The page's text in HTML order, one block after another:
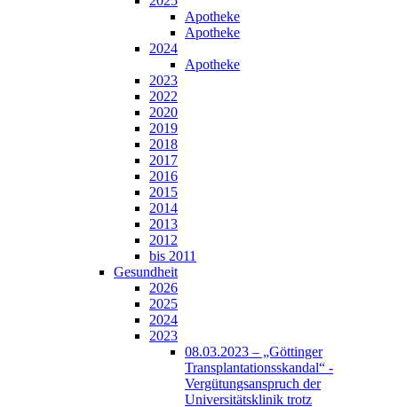
Apotheke
Apotheke
2024
Apotheke
2023
2022
2020
2019
2018
2017
2016
2015
2014
2013
2012
bis 2011
Gesundheit
2026
2025
2024
2023
08.03.2023 – „Göttinger
Transplantationsskandal“ -
Vergütungsanspruch der
Universitätsklinik trotz